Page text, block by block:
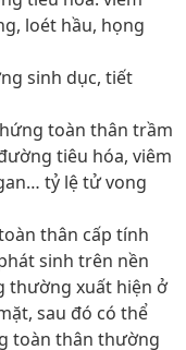
loét hầu, họng
sinh dục, tiết
toàn thân trầm
tiêu hóa, viêm
tỷ lệ tử vong
thân cấp tính
sinh trên nền
thường xuất hiện ở
sau đó có thể
toàn thân thường